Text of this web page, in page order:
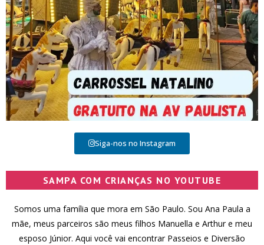
Siga-nos no Instagram
SAMPA COM CRIANÇAS NO YOUTUBE
Somos uma família que mora em São Paulo. Sou Ana Paula a
mãe, meus parceiros são meus filhos Manuella e Arthur e meu
esposo Júnior. Aqui você vai encontrar Passeios e Diversão